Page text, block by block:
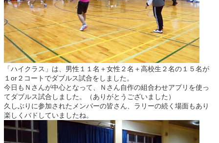
「ハイクラス」は、男性１１名＋女性２名＋高校生２名の１５名が
１or２コートでダブルス試合をしました。
今日もＮさんが中心となって、Ｎさん自作の組合わせアプリを使っ
てダブルス試合しました。（ありがとうございました）
久しぶりに参加されたメンバーの皆さん、ラリーの続く場面もあり
楽しくバドしていましたね。